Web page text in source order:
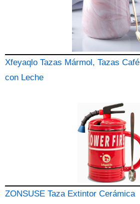
Xfeyaqlo Tazas Mármol, Tazas Café
con Leche
ZONSUSE Taza Extintor Cerámica